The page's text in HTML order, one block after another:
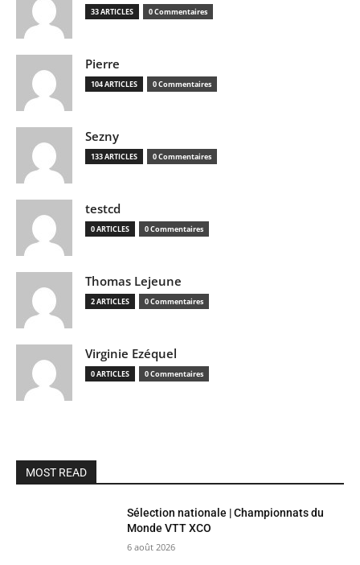
33 ARTICLES 0 Commentaires
Pierre
104 ARTICLES 0 Commentaires
Sezny
133 ARTICLES 0 Commentaires
testcd
0 ARTICLES 0 Commentaires
Thomas Lejeune
2 ARTICLES 0 Commentaires
Virginie Ezéquel
0 ARTICLES 0 Commentaires
MOST READ
Sélection nationale | Championnats du
Monde VTT XCO
6 août 2026